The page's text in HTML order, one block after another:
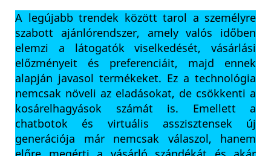
A legújabb trendek között tarol a személyre
szabott ajánlórendszer, amely valós időben
elemzi a látogatók viselkedését, vásárlási
előzményeit és preferenciáit, majd ennek
alapján javasol termékeket. Ez a technológia
nemcsak növeli az eladásokat, de csökkenti a
kosárelhagyások számát is. Emellett a
chatbotok és virtuális asszisztensek új
generációja már nemcsak válaszol, hanem